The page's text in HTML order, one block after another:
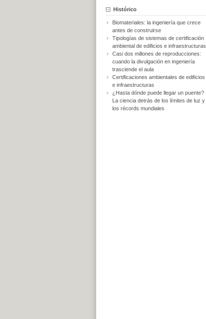
Histórico
Biomateriales: la ingeniería que crece
antes de construirse
Tipologías de sistemas de certificación
ambiental de edificios e infraestructuras
Casi dos millones de reproducciones:
cuando la divulgación en ingeniería
trasciende el aula
Certificaciones ambientales de edificios
e infraestructuras
¿Hasta dónde puede llegar un puente?
La ciencia detrás de los límites de luz y
los récords mundiales